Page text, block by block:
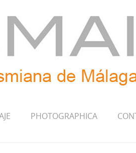
PHOTOGRAPHICA